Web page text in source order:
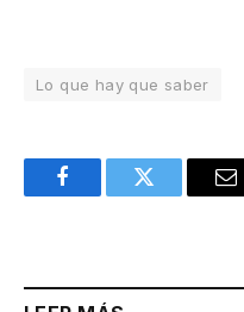
Lo que hay que saber
FacebookTwitter